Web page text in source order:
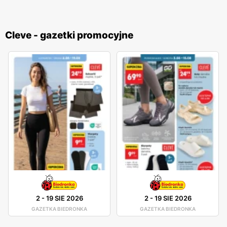
Cleve - gazetki promocyjne
2-19 SIE 2026
GAZETKA BIEDRONKA
2-19 SIE 2026
GAZETKA BIEDRONKA